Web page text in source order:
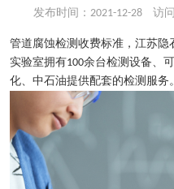
发布时间：2021-12-28 访
管道腐蚀检测收费标准，江苏隐
实验室拥有100余台检测设备、
化、中石油提供配套的检测服务。